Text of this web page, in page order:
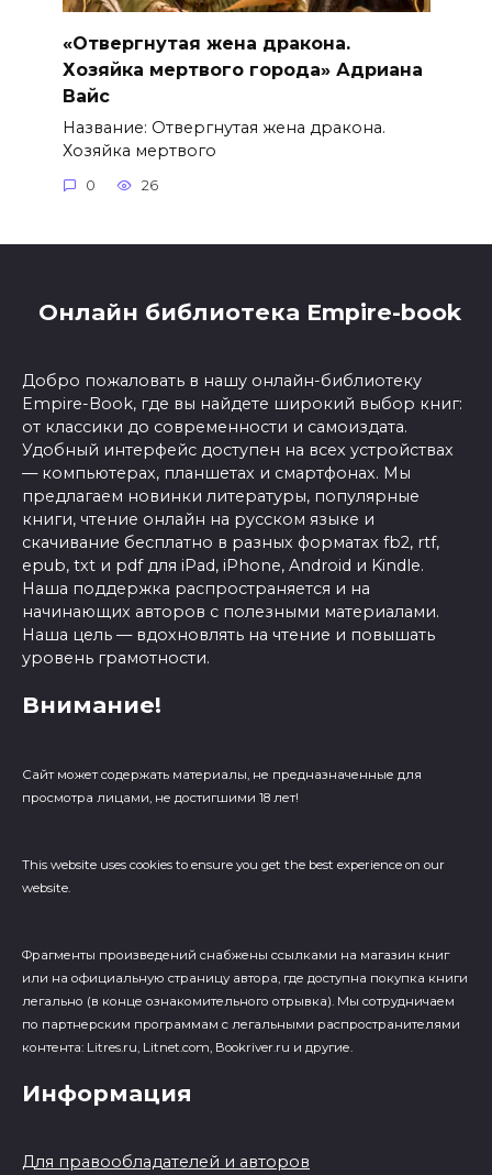
«Отвергнутая жена дракона.
Хозяйка мертвого города» Адриана
Вайс
Название: Отвергнутая жена дракона.
Хозяйка мертвого
0 26
Онлайн библиотека Empire-book
Добро пожаловать в нашу онлайн-библиотеку
Empire-Book, где вы найдете широкий выбор книг:
от классики до современности и самоиздата.
Удобный интерфейс доступен на всех устройствах
— компьютерах, планшетах и смартфонах. Мы
предлагаем новинки литературы, популярные
книги, чтение онлайн на русском языке и
скачивание бесплатно в разных форматах fb2, rtf,
epub, txt и pdf для iPad, iPhone, Android и Kindle.
Наша поддержка распространяется и на
начинающих авторов с полезными материалами.
Наша цель — вдохновлять на чтение и повышать
уровень грамотности.
Внимание!
Сайт может содержать материалы, не предназначенные для
просмотра лицами, не достигшими 18 лет!
This website uses cookies to ensure you get the best experience on our
website.
Фрагменты произведений cнабжены ссылками на магазин книг
или на официальную страницу автора, где доступна покупка книги
легально (в конце ознакомительного отрывка). Мы сотрудничаем
по партнерским программам с легальными распространителями
контента: Litres.ru, Litnet.com, Bookriver.ru и другие.
Информация
Для правообладателей и авторов